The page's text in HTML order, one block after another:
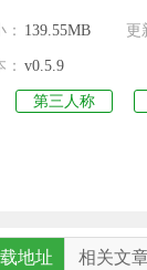
139.55MB 更
v0.5.9
第三人称
地址 相关文